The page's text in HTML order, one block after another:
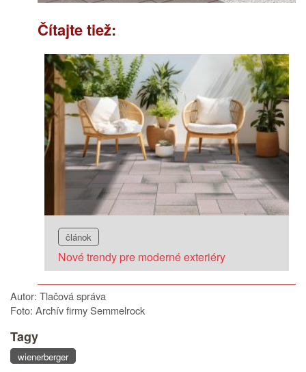
Čítajte tiež:
článok
Nové trendy pre moderné exteriéry
Autor: Tlačová správa
Foto: Archív firmy Semmelrock
Tagy
wienerberger